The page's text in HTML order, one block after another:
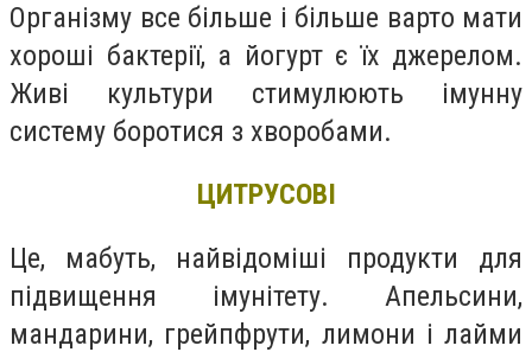
Організму все більше і більше варто мати
хороші бактерії, а йогурт є їх джерелом.
Живі культури стимулюють імунну
систему боротися з хворобами.
ЦИТРУСОВІ
Це, мабуть, найвідоміші продукти для
підвищення імунітету. Апельсини,
мандарини, грейпфрути, лимони і лайми